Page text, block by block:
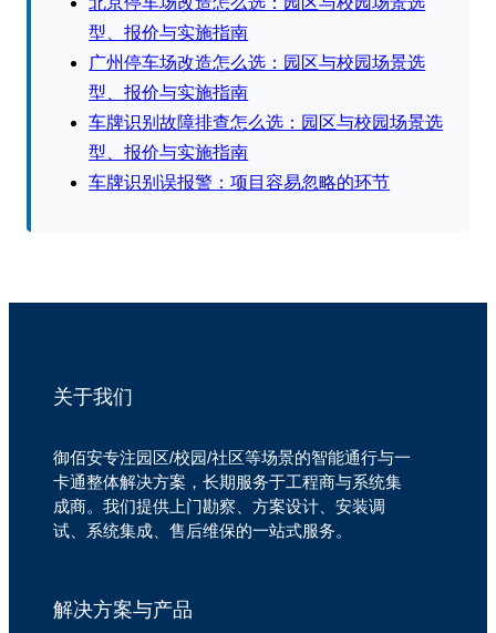
型、报价与实施指南
广州停车场改造怎么选：园区与校园场景选
型、报价与实施指南
车牌识别故障排查怎么选：园区与校园场景选
型、报价与实施指南
车牌识别误报警：项目容易忽略的环节
关于我们
御佰安专注园区/校园/社区等场景的智能通行与一
卡通整体解决方案，长期服务于工程商与系统集
成商。我们提供上门勘察、方案设计、安装调
试、系统集成、售后维保的一站式服务。
解决方案与产品